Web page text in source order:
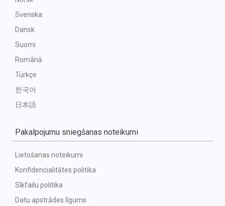
Svenska
Dansk
Suomi
Română
Türkçe
한국어
日本語
Pakalpojumu sniegšanas noteikumi
Lietošanas noteikumi
Konfidencialitātes politika
Sīkfailu politika
Datu apstrādes līgums